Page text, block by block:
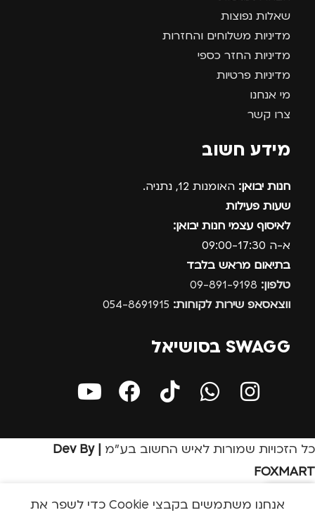
שאלות נפוצות
מדיניות משלוחים והחזרות
מדיניות החזר כספי
מדיניות פרטיות
מי אנחנו
צרו קשר
מידע חשוב
חנות יבואן: האומנות 12, נתניה.
שעות פעילות
לאיסוף עצמי חנות יבואן:
א-ה 09:00-17:30
בתיאום מראש בלבד
טלפון:
ווצאסאפ שירות לקוחות:
SWAGG בסושיאל
כל הזכויות שמורות לאיש החשוב בע״מ
| Dev By
FOXMART
אנחנו משתמשים בקבצי Cookie כדי לשפר את
שירות לקוחות
חנות